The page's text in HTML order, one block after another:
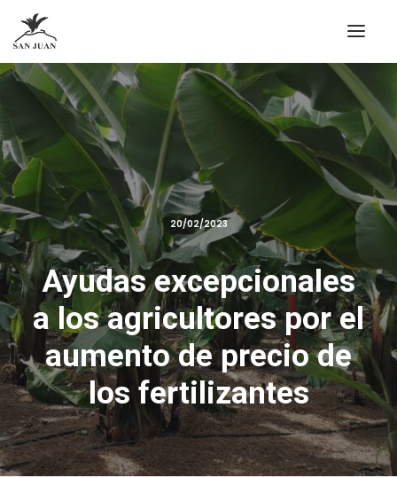
20/02/2023
Ayudas excepcionales
a los agricultores por el
aumento de precio de
los fertilizantes